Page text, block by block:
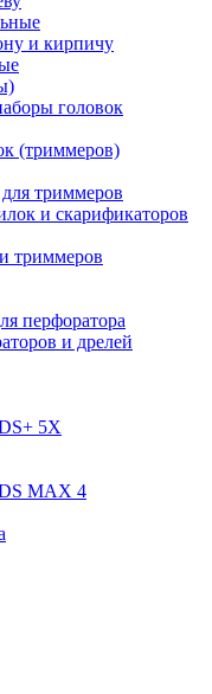
и кирпичу
головок
(триммеров)
триммеров
и скарификаторов
триммеров
перфоратора
и дрелей
5X
MAX 4